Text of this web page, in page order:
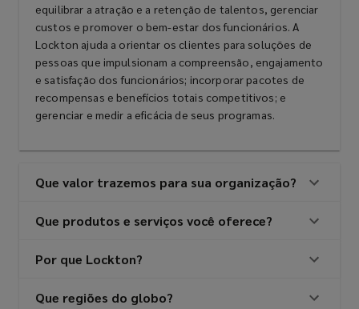
equilibrar a atração e a retenção de talentos, gerenciar
custos e promover o bem-estar dos funcionários. A
Lockton ajuda a orientar os clientes para soluções de
pessoas que impulsionam a compreensão, engajamento
e satisfação dos funcionários; incorporar pacotes de
recompensas e benefícios totais competitivos; e
gerenciar e medir a eficácia de seus programas.
Que valor trazemos para sua organização?
Que produtos e serviços você oferece?
Por que Lockton?
Que regiões do globo?